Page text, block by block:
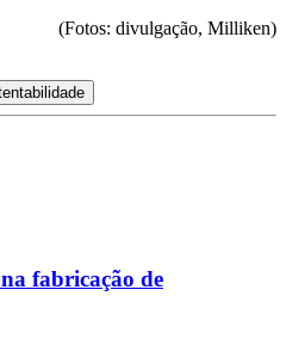
(Fotos: divulgação, Milliken)
fabricação de